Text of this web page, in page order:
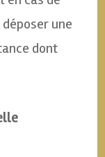
une
dont